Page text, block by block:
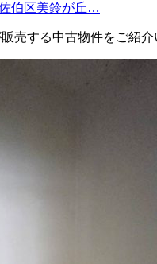
伯区美鈴が丘…
売する中古物件をご紹